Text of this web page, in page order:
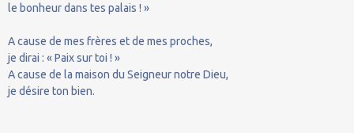
le bonheur dans tes palais ! »
A cause de mes frères et de mes proches,
je dirai : « Paix sur toi ! »
A cause de la maison du Seigneur notre Dieu,
je désire ton bien.